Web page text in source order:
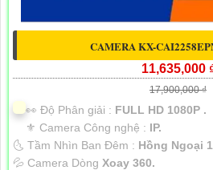
CAMERA KX-
11,635,000
17,900,000 ₫
️👀 Độ Phân giải : FULL HD 1080P .
⚜️ Camera Công nghệ : IP.
🌜 Tầm Nhìn Ban Đêm : Hồng Ngoại
💦 Camera Dòng Xoay 360.